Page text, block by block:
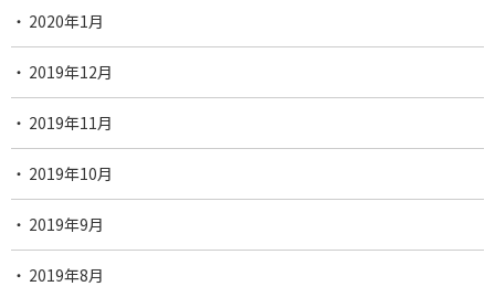
2020年1月
2019年12月
2019年11月
2019年10月
2019年9月
2019年8月